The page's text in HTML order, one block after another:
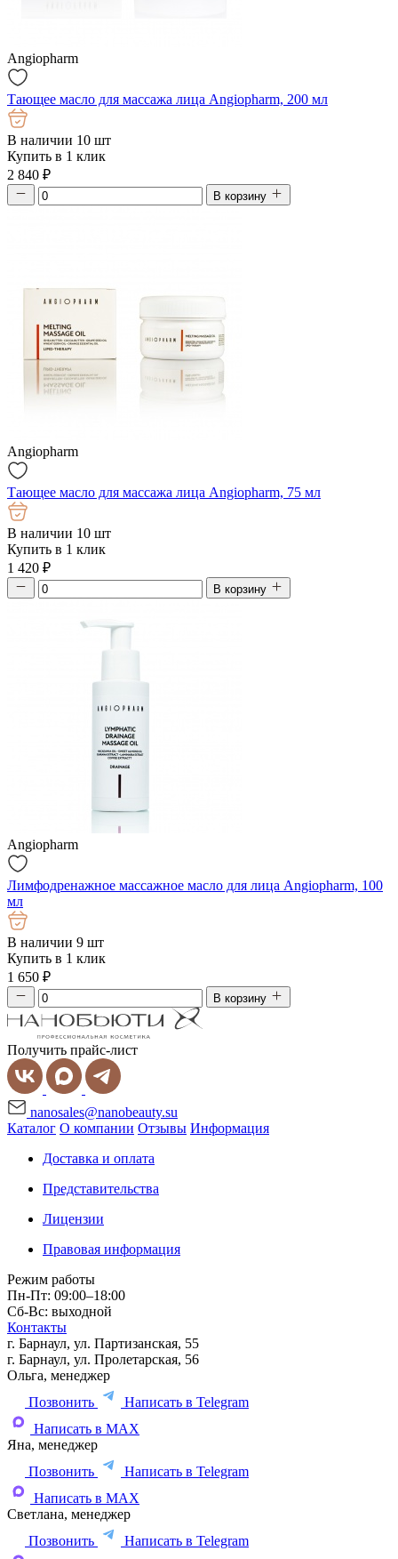
Angiopharm
Тающее масло для массажа лица Angiopharm, 200 мл
В наличии 10 шт
Купить в 1 клик
2 840 ₽
В корзину
Angiopharm
Тающее масло для массажа лица Angiopharm, 75 мл
В наличии 10 шт
Купить в 1 клик
1 420 ₽
В корзину
Angiopharm
Лимфодренажное массажное масло для лица Angiopharm, 100
мл
В наличии 9 шт
Купить в 1 клик
1 650 ₽
В корзину
Получить прайс-лист
nanosales@nanobeauty.su
Каталог О компании Отзывы Информация
Доставка и оплата
Представительства
Лицензии
Правовая информация
Режим работы
Пн-Пт: 09:00–18:00
Сб-Вс: выходной
Контакты
г. Барнаул, ул. Партизанская, 55
г. Барнаул, ул. Пролетарская, 56
Ольга, менеджер
Позвонить
Написать в Telegram
Написать в MAX
Яна, менеджер
Позвонить
Написать в Telegram
Написать в MAX
Светлана, менеджер
Позвонить
Написать в Telegram